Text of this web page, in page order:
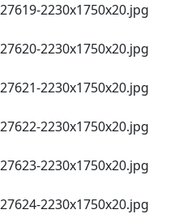
27619-2230х1750х20.jpg
27620-2230х1750х20.jpg
27621-2230х1750х20.jpg
27622-2230х1750х20.jpg
27623-2230х1750х20.jpg
27624-2230х1750х20.jpg